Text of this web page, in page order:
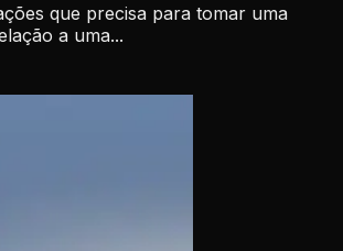
que precisa para tomar uma
a uma...